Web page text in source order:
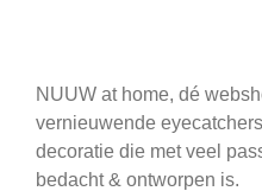
NUUW at home, dé
vernieuwende
decoratie die met veel
bedacht & ontworpen is.